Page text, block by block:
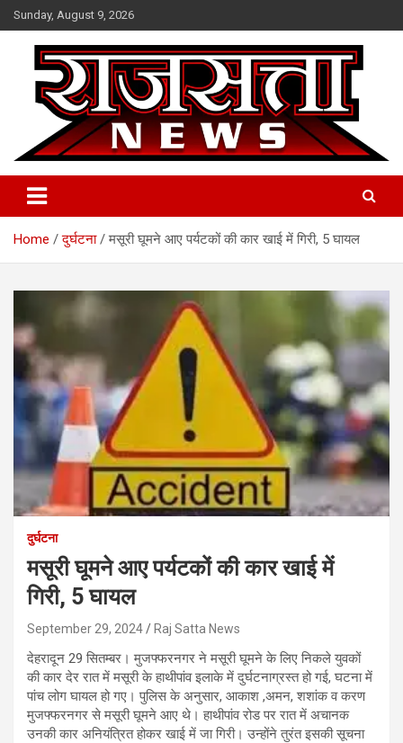
Skip
to
content
Sunday, August 9, 2026
Raj Satta News
Home दुर्घटना मसूरी घूमने आए पर्यटकों की कार खाई में गिरी, 5 घायल
दुर्घटना
मसूरी घूमने आए पर्यटकों की कार खाई में
गिरी, 5 घायल
September 29, 2024 Raj Satta News
देहरादून 29 सितम्बर। मुजफ्फरनगर ने मसूरी घूमने के लिए निकले युवकों
की कार देर रात में मसूरी के हाथीपांव इलाके में दुर्घटनाग्रस्त हो गई, घटना में
पांच लोग घायल हो गए। पुलिस के अनुसार, आकाश ,अमन, शशांक व करण
मुजफ्फरनगर से मसूरी घूमने आए थे। हाथीपांव रोड पर रात में अचानक
उनकी कार अनियंत्रित होकर खाई में जा गिरी। उन्होंने तुरंत इसकी सूचना